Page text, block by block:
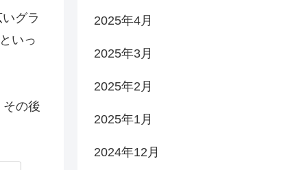
グラ
いっ
その後
2025年4月
2025年3月
2025年2月
2025年1月
2024年12月